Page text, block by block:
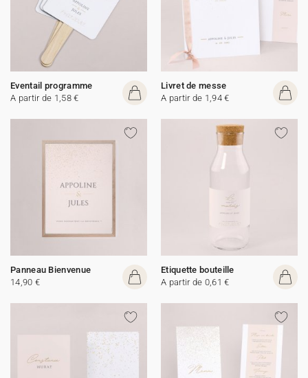
Eventail programme
A partir de 1,58 €
Livret de messe
A partir de 1,94 €
Panneau Bienvenue
14,90 €
Etiquette bouteille
A partir de 0,61 €